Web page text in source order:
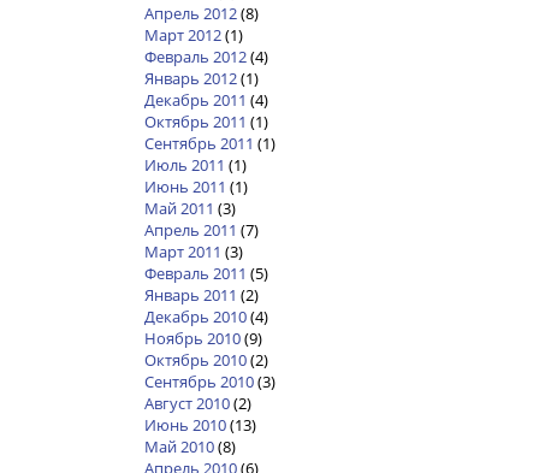
Апрель 2012(8)
Март 2012(1)
Февраль 2012(4)
Январь 2012(1)
Декабрь 2011 (4)
Октябрь 2011 (1)
Сентябрь 2011 (1)
Июль 2011 (1)
Июнь 2011 (1)
Май 2011 (3)
Апрель 2011 (7)
Март 2011 (3)
Февраль 2011 (5)
Январь 2011 (2)
Декабрь 2010(4)
Ноябрь 2010(9)
Октябрь 2010(2)
Сентябрь 2010(3)
Август 2010(2)
Июнь 2010(13)
Май 2010(8)
Апрель 2010(6)